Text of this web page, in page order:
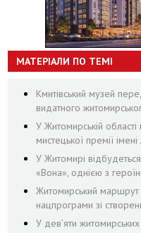
МАТЕРІАЛИ ПО ТЕМІ
Кмитівський музей
видатного
У Житомирській
мистецької премії імені
У Житомирі
«Вона», однією з
Житомирський
нацпрограми зі
У дев’яти